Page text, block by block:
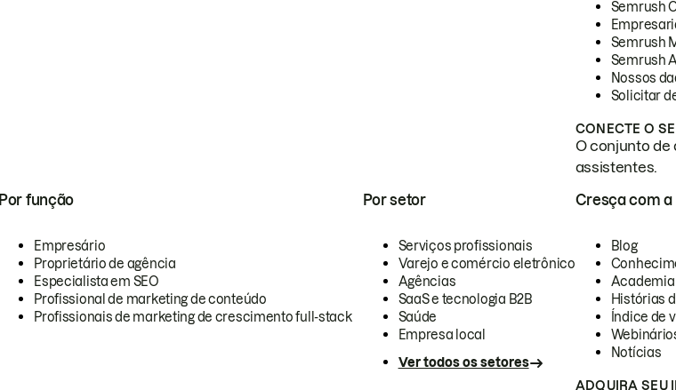
Semrush
Semrush
Semrush
Nossos
Solicitar
CONECTE O
O conjunto de
assistentes.
Por função
Empresário
Proprietário de agência
Especialista em SEO
Profissional de marketing de conteúdo
Profissionais de marketing de crescimento full-stack
Por setor
Serviços profissionais
Varejo e comércio eletrônico
Agências
SaaS e tecnologia B2B
Saúde
Empresa local
Ver todos os setores
Cresça com a
Blog
Academia
Histórias
Índice de
Notícias
ADQUIRA SEU